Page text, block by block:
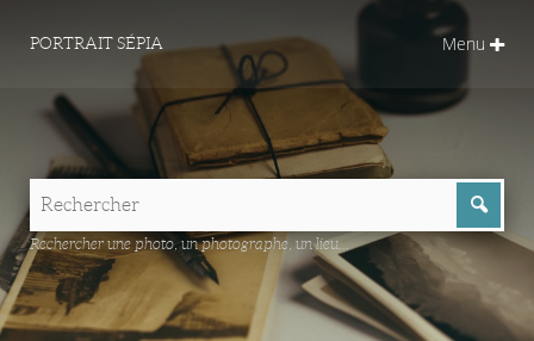
PORTRAIT SÉPIA Menu
Rechercher une photo, un photographe, un lieu...